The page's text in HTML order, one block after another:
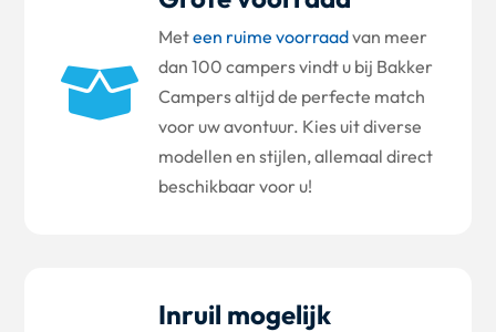

Meteen ruime voorraadvan meer
dan 100 campers vindt u bij Bakker
Campers altijd de perfecte match
voor uw avontuur. Kies uit diverse
modellen en stijlen, allemaal direct
beschikbaar voor u!
Inruil mogelijk